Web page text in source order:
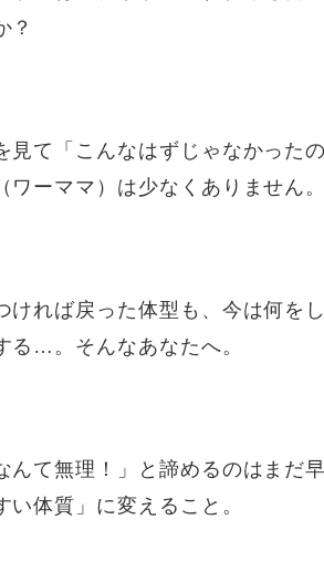
？
見て「こんなはずじゃなかった
ワーママ）は少なくありません。
ければ戻った体型も、今は何を
る…。そんなあなたへ。
んて無理！」と諦めるのはまだ
い体質」に変えること。